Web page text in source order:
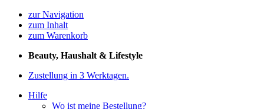
zur Navigation
zum Inhalt
zum Warenkorb
Beauty, Haushalt & Lifestyle
Zustellung in 3 Werktagen.
Hilfe
Wo ist meine Bestellung?